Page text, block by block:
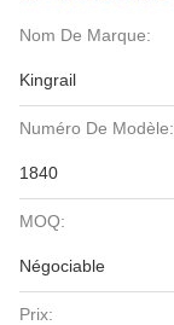
Nom De Marque:
Kingrail
Numéro De Modèle:
1840
MOQ:
Négociable
Prix: